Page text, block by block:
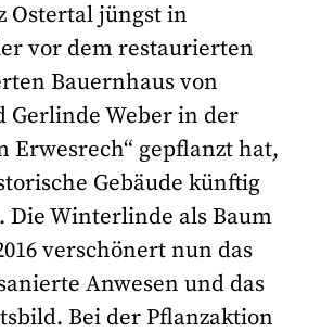
Ostertal jüngst in
vor dem restaurierten
Bauernhaus von
Gerlinde Weber in der
Erwesrech“ gepflanzt hat,
Gebäude künftig
Die Winterlinde als Baum
verschönert nun das
Anwesen und das
Bei der Pflanzaktion